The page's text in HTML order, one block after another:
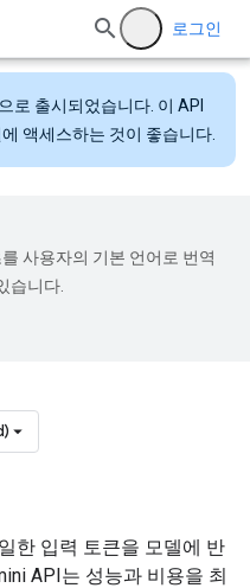
로그인
로 출시되었습니다. 이 API
액세스하는 것이 좋습니다.
사용자의 기본 언어로 번역
습니다.
한 입력 토큰을 모델에 반
API는 성능과 비용을 최